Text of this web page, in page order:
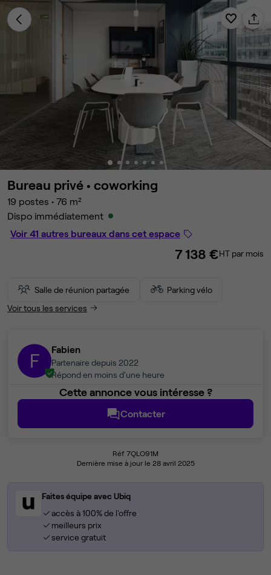
Bureau privé • coworking
19 postes • 76 m²
Dispo immédiatement
Voir 41 autres bureaux dans cet espace
7 138 €HT par mois
Salle de réunion partagée
Parking vélo
Voir tous les services
F Fabien
Partenaire depuis 2022
Répond en moins d'une heure
Cette annonce vous intéresse ?
Contacter
Réf 7QLO91M
Dernière mise à jour le 28 avril 2025
Faites équipe avec Ubiq
accès à 100% de l'offre
meilleurs prix
service gratuit